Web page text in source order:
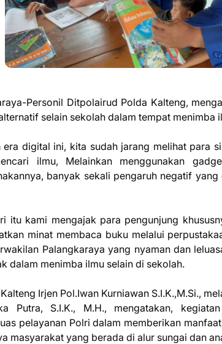
Personil Ditpolairud Polda Kalteng,
selain sekolah dalam tempat
era digital ini, kita sudah jarang melihat para
ilmu, Melainkan menggunakan
banyak sekali pengaruh negatif
itu kami mengajak para pengunjung
minat membaca buku melalui
Palangkaraya yang nyaman dan
dalam menimba ilmu selain di sekolah.
Irjen Pol.Iwan Kurniawan S.I.K.,M.Si.,
Putra, S.I.K., M.H., mengatakan,
pelayanan Polri dalam memberikan
masyarakat yang berada di alur sungai dan